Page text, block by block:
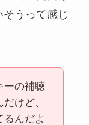
うって感じ
ーの補聴
けど、
るんだよ